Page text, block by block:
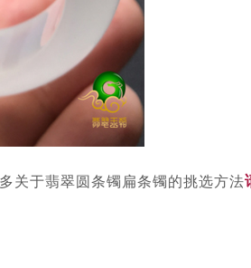
关于翡翠圆条镯扁条镯的挑选方法